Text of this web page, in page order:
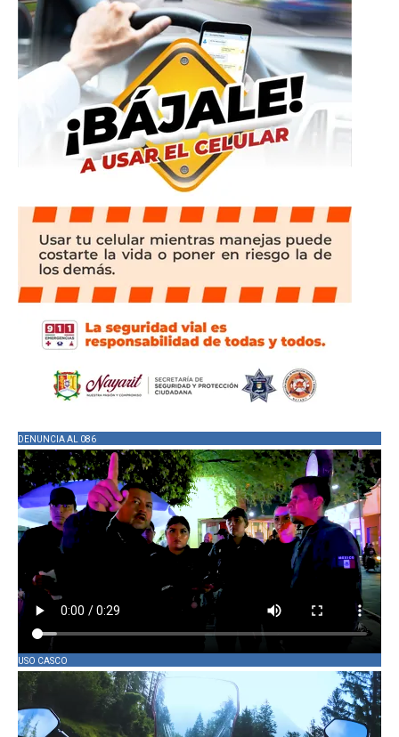
DENUNCIA AL 086
USO CASCO